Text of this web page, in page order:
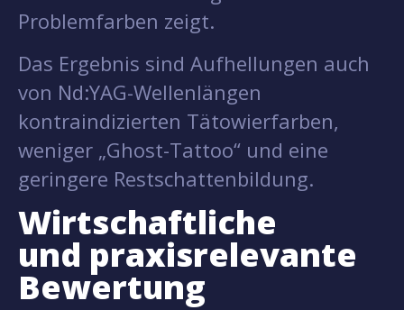
Problemfarben zeigt.
Das Ergebnis sind Aufhellungen auch
von Nd:YAG-Wellenlängen
kontraindizierten Tätowierfarben,
weniger „Ghost-Tattoo“ und eine
geringere Restschattenbildung.
Wirtschaftliche
und praxisrelevante
Bewertung